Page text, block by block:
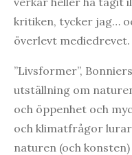
kritiken, tycker jag…
överlevt mediedrevet.
”Livsformer”,
utställning om
och öppenhet och
och klimatfrågor
naturen (och